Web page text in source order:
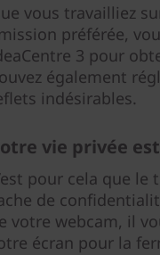
vous travailliez
préférée,
3 pour
également
indésirables.
vie privée
pour cela que
de
votre webcam, il
écran pour la